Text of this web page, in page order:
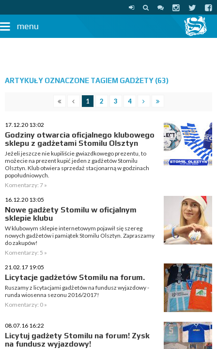
menu
ARTYKUŁY OZNACZONE TAGIEM GADŻETY (63)
1 2 3 4
17.12.20 13:02
Godziny otwarcia oficjalnego klubowego
sklepu z gadżetami Stomilu Olsztyn
Jeżeli jeszcze nie kupiliście gwiazdkowego prezentu, to
możecie na prezent kupić jeden z gadżetów Stomilu
Olsztyn. Klub otwiera sprzedaż stacjonarną w godzinach
popołudniowych.
Komentarzy: 7 »
16.12.20 13:05
Nowe gadżety Stomilu w oficjalnym
sklepie klubu
W klubowym sklepie internetowym pojawił się szereg
nowych gadżetów i pamiątek Stomilu Olsztyn. Zapraszamy
do zakupów!
Komentarzy: 5 »
21.02.17 19:05
Licytacje gadżetów Stomilu na forum.
Ruszamy z licytacjami gadżetów na fundusz wyjazdowy -
runda wiosenna sezonu 2016/2017!
Komentarzy: 0 »
08.07.16 16:22
Licytuj gadżety Stomilu na forum! Zysk
na fundusz wyjazdowy!